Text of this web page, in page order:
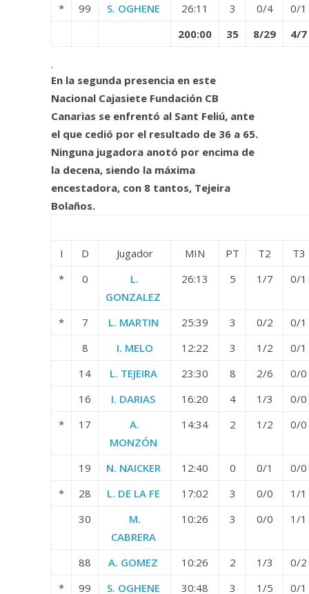
*
99 S. OGHENE 26:11 3 0/4
0/1
200:00
35 8/29 4/7
.
En la segunda presencia en este
Nacional Cajasiete Fundación CB
Canarias se enfrentó al Sant Feliú, ante
el que cedió por el resultado de 36 a 65.
Ninguna jugadora anotó por encima de
la decena, siendo la máxima
encestadora, con 8 tantos, Tejeira
Bolaños.
I D Jugador MIN PT T2
T3
*
0
L.
GONZALEZ
26:13 5 1/7 0/1
* 7 L. MARTIN 25:39 3 0/2
0/1
8
I. MELO 12:22 3 1/2
0/1
14
L. TEJEIRA 23:30 8 2/6
0/0
16
I. DARIAS 16:20 4 1/3
0/0
*
17
A.
MONZÓN
14:34 2 1/2 0/0
19 N. NAICKER 12:40 0 0/1
0/0
*
28 L. DE LA FE 17:02 3 0/0
1/1
30
M.
CABRERA
10:26 3 0/0 1/1
88 A. GOMEZ 10:26 2 1/3
0/2
*
99 S. OGHENE 30:48 3 1/5 0/1